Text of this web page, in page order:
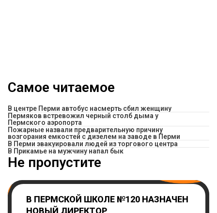
Самое читаемое
В центре Перми автобус насмерть сбил женщину
Пермяков встревожил черный столб дыма у
Пермского аэропорта
Пожарные назвали предварительную причину
возгорания емкостей с дизелем на заводе в Перми
В Перми эвакуировали людей из торгового центра
​В Прикамье на мужчину напал бык
Не пропустите
В ПЕРМСКОЙ ШКОЛЕ №120 НАЗНАЧЕН